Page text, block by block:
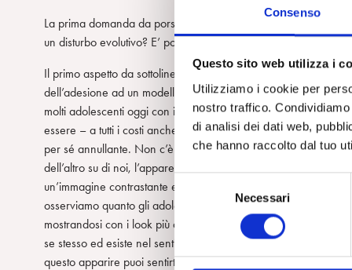
Consenso
Questo sito web utilizza i
Utilizziamo i cookie per
nostro traffico.
di analisi dei dati web,
che hanno raccolto dal tuo
z
Necessari
La prima domanda da porsi, quindi, è: quando momentanei
un disturbo evolutivo? E’ possibile individuare il rapporto tra
Il primo aspetto da sottolineare è la spinta sociale
dell’adesione ad un modello condiviso dal gruppo sociale.
molti adolescenti oggi con il tentativo di costruirsi una sorta di
essere – a tutti i costi anche attraverso un’originalità negativa
per sé annullante. Non c’è dubbio che il complesso senso
dell’altro su di noi, l’apparenza è una dimensione della nostra
un’immagine contrastante e opposta. A volte una personalità
osserviamo quanto gli adolescenti mostrino la ricerca della
mostrandosi con i look più differenti e contrastanti.
se stesso ed esiste nel sentire, nelle sensazioni che prova,
questo apparire puoi sentirti nel gruppo e perciò non sei uno